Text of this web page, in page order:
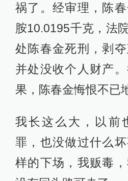
祸了。经审理，陈
胺10.0195千克，法
处陈春金死刑，剥夺
并处没收个人财产
果，陈春金悔恨不已
我长这么大，以前
罪，也没做过什么
样的下场，我贩毒